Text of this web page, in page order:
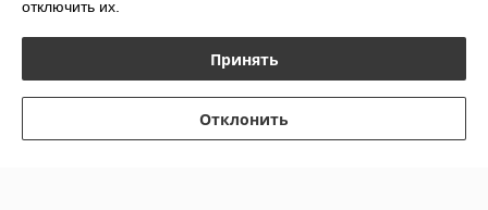
График работы
Политика обработки cookies
отключить их.
Принять
Отклонить